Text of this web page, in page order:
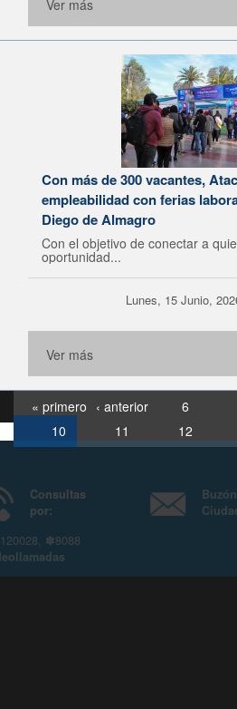
Ver más
Con más de 300 vacantes,
empleabilidad con ferias
Diego de Almagro
Con el objetivo de conectar a
oportunidad...
Lunes, 15 Junio,
Ver más
« primero ‹ anterior 6
10
11 12
Consultas
6007120028, ✽8088
yVideollamadas